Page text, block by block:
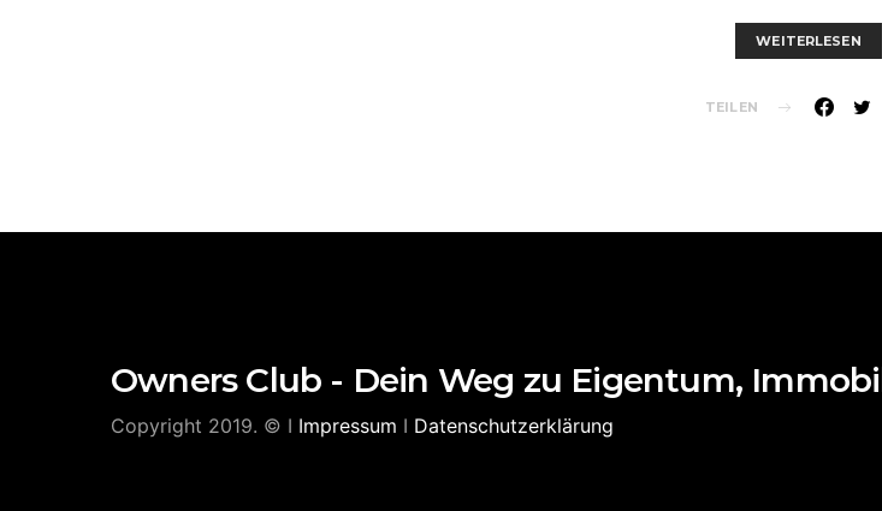
WEITERLESEN
TEILEN
Owners Club - Dein Weg zu Eigentum,
Copyright 2019. © I Impressum I Datenschutzerklärung